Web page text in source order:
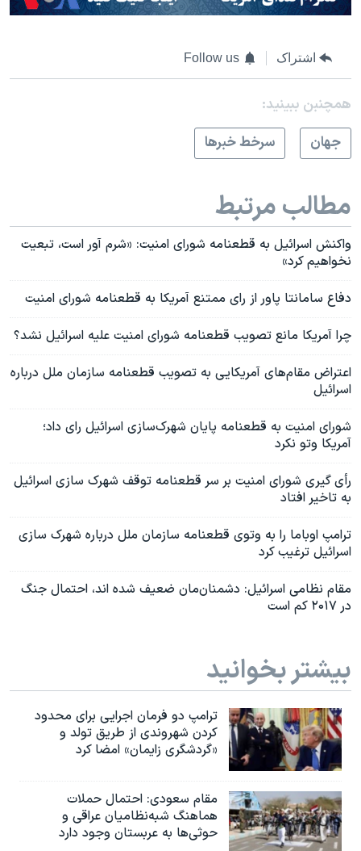
اشتراک Follow us
همچنبن ببینید:
جهان
سرخط خبرها
مطالب مرتبط
واکنش اسرائیل به قطعنامه شورای امنیت: «شرم آور است، تبعیت
نخواهیم کرد»
دفاع سامانتا پاور از رای ممتنع آمریکا به قطعنامه شورای امنیت
چرا آمریکا مانع تصویب قطعنامه شورای امنیت علیه اسرائیل نشد؟
اعتراض مقام‌های آمریکایی به تصویب قطعنامه سازمان ملل درباره
اسرائیل
شورای امنیت به قطعنامه پایان شهرک‌سازی اسرائیل رای داد؛
آمریکا وتو نکرد
رأی گیری شورای امنیت بر سر قطعنامه توقف شهرک سازی اسرائیل
به تاخیر افتاد
ترامپ اوباما را به وتوی قطعنامه سازمان ملل درباره شهرک سازی
اسرائیل ترغیب کرد
مقام نظامی اسرائیل: دشمنان‌مان ضعیف شده اند، احتمال جنگ
در ۲۰۱۷ کم است
بیشتر بخوانید
ترامپ دو فرمان اجرایی برای محدود
کردن شهروندی از طریق تولد و
«گردشگری زایمان» امضا کرد
مقام سعودی: احتمال حملات
هماهنگ شبه‌نظامیان عراقی و
حوثی‌ها به عربستان وجود دارد